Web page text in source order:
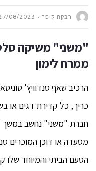
רבקה קופר 27/08/2023 – י׳ באלול
"משני" משיקה
ממרח לימון
הרכיב שאף סנדוויץ'
כריך, כל קדירת דגים או
חברת "משני" נחשב במשך
מסעדה או דוכן המוכרים
הטעם הביתי והמיוחד שלו